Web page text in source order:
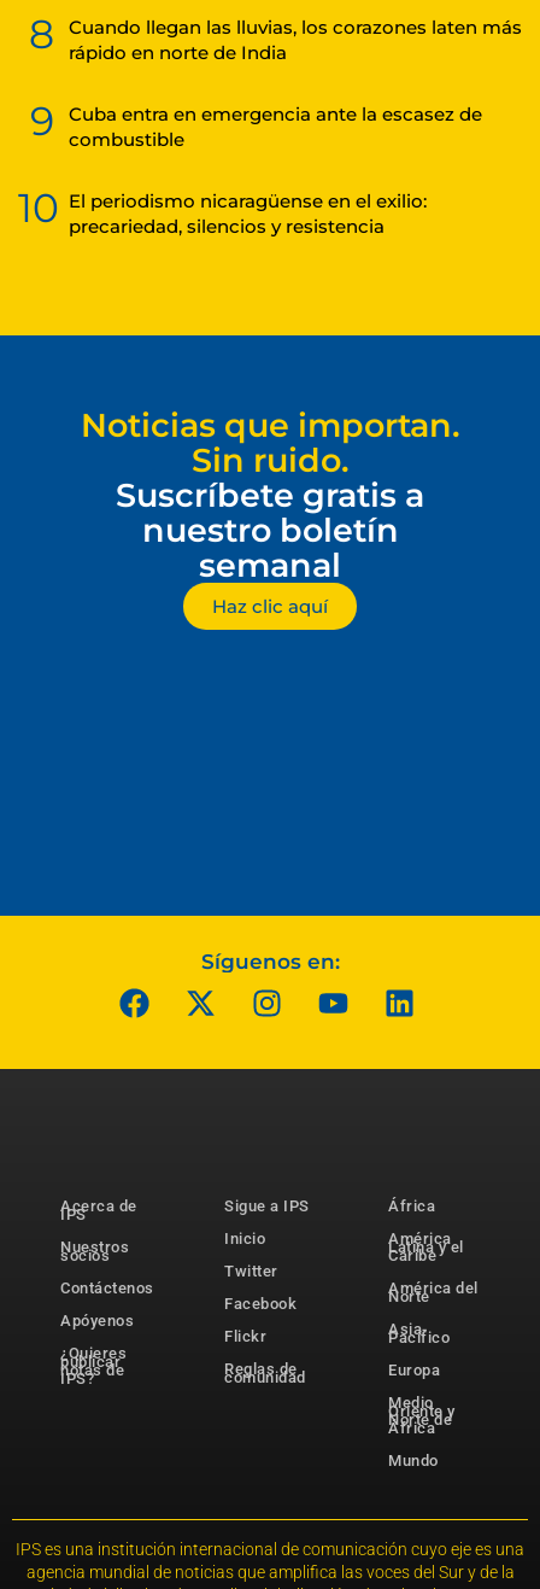
8
Cuando llegan las lluvias, los corazones laten más
rápido en norte de India
9
Cuba entra en emergencia ante la escasez de
combustible
10 El periodismo nicaragüense en el exilio:
precariedad, silencios y resistencia
Noticias que importan.
Sin ruido.
Suscríbete gratis a
nuestro boletín
semanal
Haz clic aquí
Síguenos en:
Acerca de
IPS
Nuestros
socios
Contáctenos
Apóyenos
¿Quieres
publicar
notas de
IPS?
Sigue a IPS
Inicio
Twitter
Facebook
Flickr
Reglas de
comunidad
África
América
Latina y el
Caribe
América del
Norte
Asia-
Pacífico
Europa
Medio
Oriente y
Norte de
África
Mundo
IPS es una institución internacional de comunicación cuyo eje es una
agencia mundial de noticias que amplifica las voces del Sur y de la